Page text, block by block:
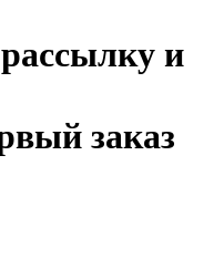
и
заказ